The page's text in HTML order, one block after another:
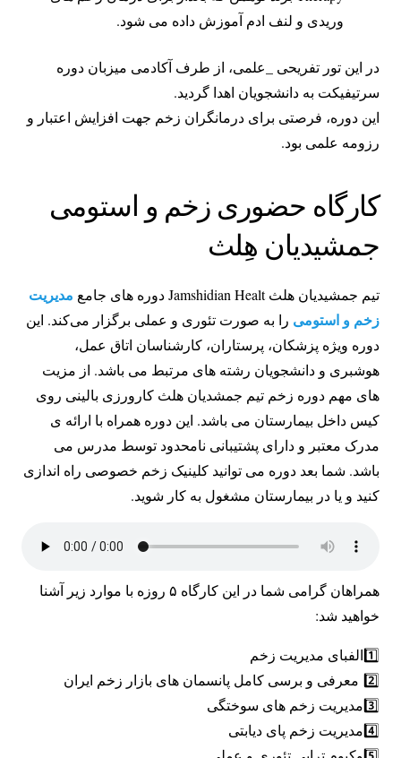
وریدی و لنف ادم آموزش داده می شود.
در این تور تفریحی _علمی، از طرف آکادمی میزبان دوره
سرتیفیکت به دانشجویان اهدا گردید.
این دوره، فرصتی برای درمانگران زخم جهت افزایش اعتبار و
رزومه علمی بود.
کارگاه حضوری زخم و استومی
جمشیدیان هِلث
تیم جمشیدیان هلث Jamshidian Healt دوره های جامع
مدیریت
زخم و استومی را به صورت تئوری و عملی برگزار می‌کند. این
دوره ویژه پزشکان، پرستاران، کارشناسان اتاق عمل،
هوشبری و دانشجویان رشته های مرتبط می باشد. از مزیت
های مهم دوره زخم تیم جمشدیان هلث کارورزی بالینی روی
کیس داخل بیمارستان می باشد. این دوره همراه با ارائه ی
مدرک معتبر و دارای پشتیبانی نامحدود توسط مدرس می
باشد. شما بعد دوره می توانید کلینیک زخم خصوصی راه اندازی
کنید و یا در بیمارستان مشغول به کار شوید.
همراهان گرامی شما در این کارگاه ۵ روزه با موارد زیر آشنا
خواهید شد:
1️⃣الفبای مدیریت زخم
2️⃣ معرفی و برسی کامل پانسمان های بازار زخم ایران
3️⃣مدیریت زخم های سوختگی
4️⃣مدیریت زخم پای دیابتی